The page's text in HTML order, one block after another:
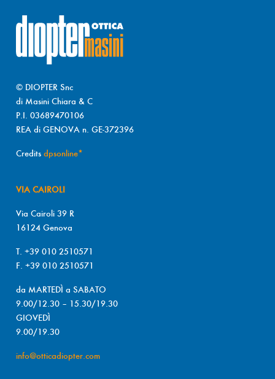
© DIOPTER Snc
di Masini Chiara & C
P.I. 03689470106
REA di GENOVA n. GE-372396
Credits dpsonline*
VIA CAIROLI
Via Cairoli 39 R
16124 Genova
T. +39 010 2510571
F. +39 010 2510571
da MARTEDÌ a SABATO
9.00/12.30 – 15.30/19.30
GIOVEDÌ
9.00/19.30
info@otticadiopter.com